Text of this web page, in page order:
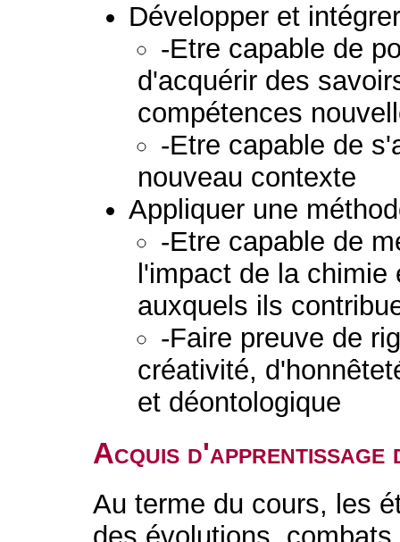
Développer et
-Etre capable de
d'acquérir des
compétences
-Etre capable de
nouveau contexte
Appliquer une
-Etre capable de
l'impact de la
auxquels ils
-Faire preuve de
créativité,
et déontologique
Acquis d'apprentissage
Au terme du cours, les